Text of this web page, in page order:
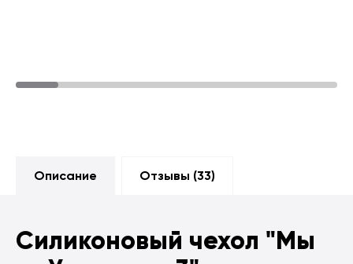
Описание Отзывы (33)
Силиконовый чехол "Мы